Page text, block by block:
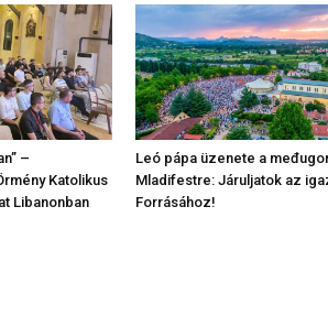
–
Katolikus
Libanonban
Leó pápa üzenete a
Mladifestre: Járuljatok az
Forrásához!